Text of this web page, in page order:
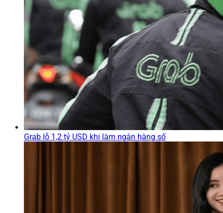
Grab lỗ 1,2 tỷ USD khi làm ngân hàng số